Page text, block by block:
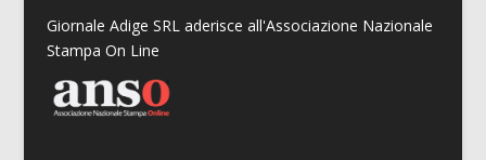
Giornale Adige SRL aderisce all'Associazione Nazionale
Stampa On Line